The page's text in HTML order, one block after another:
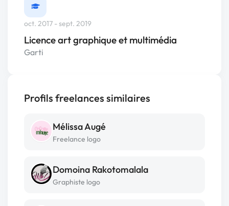
oct. 2017 - sept. 2019
Licence art graphique et multimédia
Garti
Profils freelances similaires
Mélissa Augé
Freelance logo
Domoina Rakotomalala
Graphiste logo